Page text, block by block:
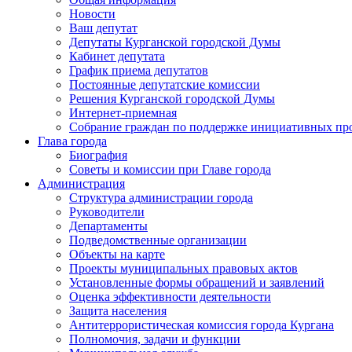
Новости
Ваш депутат
Депутаты Курганской городской Думы
Кабинет депутата
График приема депутатов
Постоянные депутатские комиссии
Решения Курганской городской Думы
Интернет-приемная
Собрание граждан по поддержке инициативных
Глава города
Биография
Советы и комиссии при Главе города
Администрация
Структура администрации города
Руководители
Департаменты
Подведомственные организации
Объекты на карте
Проекты муниципальных правовых актов
Установленные формы обращений и заявлений
Оценка эффективности деятельности
Защита населения
Антитеррористическая комиссия города Кургана
Полномочия, задачи и функции